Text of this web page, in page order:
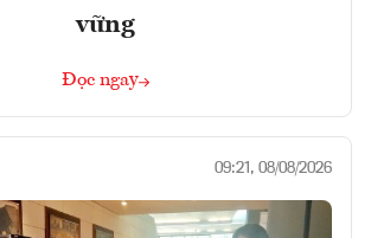
vững
Đọc ngay
09:21, 08/08/2026